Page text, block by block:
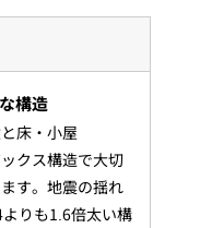
構造
床・小屋
クス構造で大切
す。地震の揺れ
りも1.6倍太い構